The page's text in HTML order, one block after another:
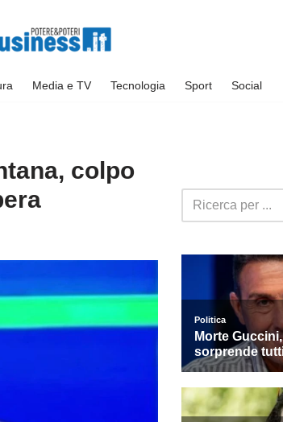
Media e TV Tecnologia Sport Social
colpo